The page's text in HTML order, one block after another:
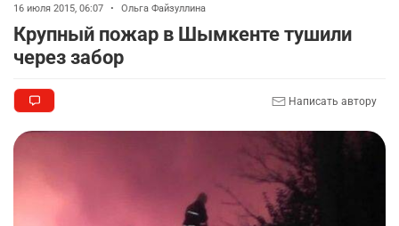
16 июля 2015, 06:07 • Ольга Файзуллина
Крупный пожар в Шымкенте тушили
через забор
Написать автору